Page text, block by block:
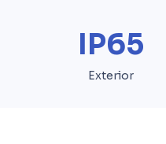
IP65
Exterior